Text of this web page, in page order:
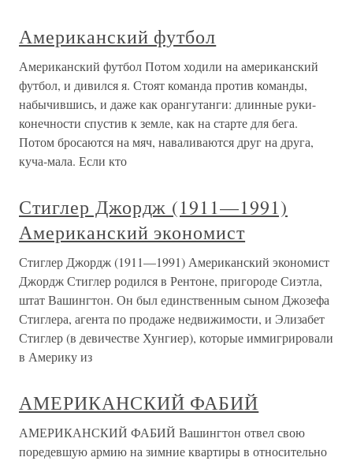
Американский футбол
Американский футбол Потом ходили на американский
футбол, и дивился я. Стоят команда против команды,
набычившись, и даже как орангутанги: длинные руки-
конечности спустив к земле, как на старте для бега.
Потом бросаются на мяч, наваливаются друг на друга,
куча-мала. Если кто
Стиглер Джордж (1911—1991)
Американский экономист
Стиглер Джордж (1911—1991) Американский экономист
Джордж Стиглер родился в Рентоне, пригороде Сиэтла,
штат Вашингтон. Он был единственным сыном Джозефа
Стиглера, агента по продаже недвижимости, и Элизабет
Стиглер (в девичестве Хунгиер), которые иммигрировали
в Америку из
АМЕРИКАНСКИЙ ФАБИЙ
АМЕРИКАНСКИЙ ФАБИЙ Вашингтон отвел свою
поредевшую армию на зимние квартиры в относительно